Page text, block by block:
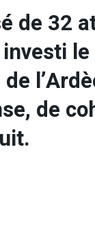
de 32
le
de